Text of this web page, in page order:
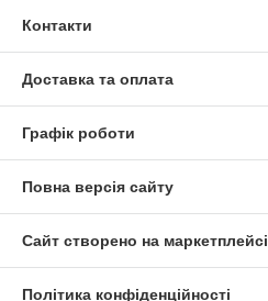
Контакти
Доставка та оплата
Графік роботи
Повна версія сайту
Сайт створено на маркетплейсі
Політика конфіденційності